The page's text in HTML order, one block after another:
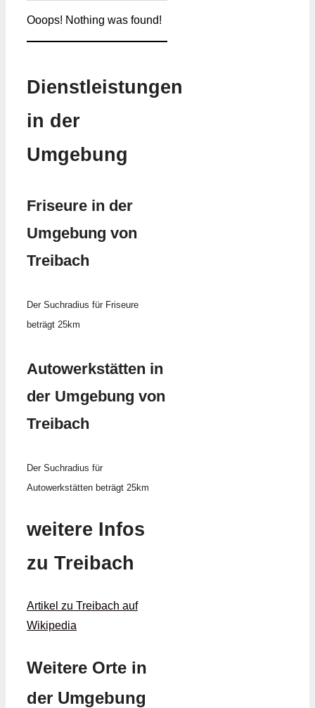
Ooops! Nothing was found!
Dienstleistungen
in der
Umgebung
Friseure in der
Umgebung von
Treibach
Der Suchradius für Friseure
beträgt 25km
Autowerkstätten in
der Umgebung von
Treibach
Der Suchradius für
Autowerkstätten beträgt 25km
weitere Infos
zu Treibach
Artikel zu Treibach auf
Wikipedia
Weitere Orte in
der Umgebung